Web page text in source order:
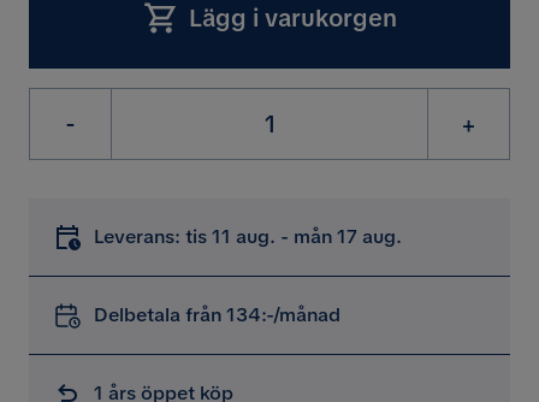
Lägg i varukorgen
- +
Leverans: tis 11 aug. - mån 17 aug.
Delbetala från 134:-/månad
1 års öppet köp